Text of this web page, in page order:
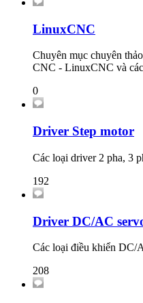
LinuxCNC
Chuyên mục chuyên
CNC - LinuxCNC và
0
Driver Step motor
Các loại driver 2 pha, 3
192
Driver DC/AC
Các loại điều khiển DC/
208